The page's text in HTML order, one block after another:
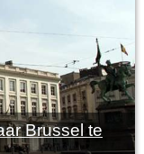
Brussel te